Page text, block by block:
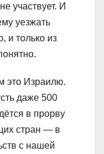
участвует. И
уезжать
и только из
это Израилю.
даже 500
в прорву
стран — в
с нашей